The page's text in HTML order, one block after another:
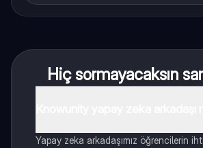
Hiç sormayacaksın
Yapay zeka arkadaşımız öğrencilerin